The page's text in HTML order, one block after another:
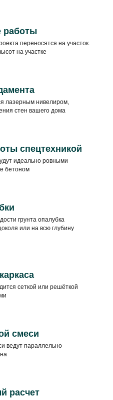
работы
переносятся на участок.
на участке
лазерным нивелиром,
стен вашего дома
спецтехникой
идеально ровными
бетоном
грунта опалубка
или на всю глубину
сеткой или решёткой
смеси
ведут параллельно
расчет